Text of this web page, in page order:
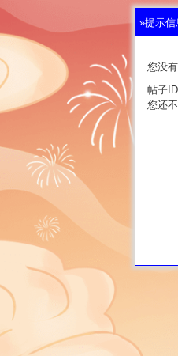
»提示信
您没
帖子
您还